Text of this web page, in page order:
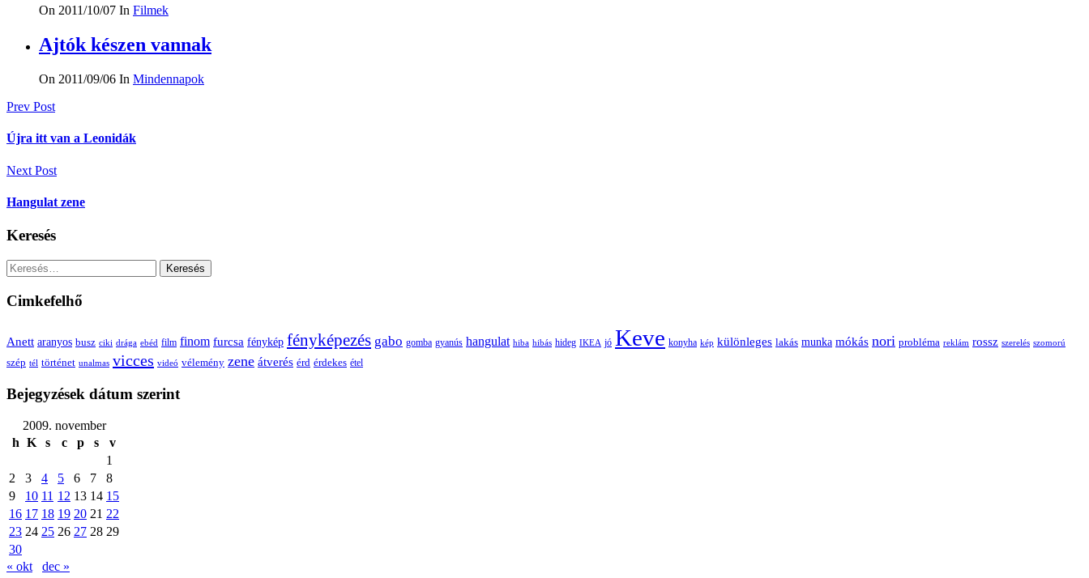
On 2011/10/07 In Filmek
Ajtók készen vannak
On 2011/09/06 In Mindennapok
Bejegyzés
navigáció
Prev Post
Újra itt van a Leonidák
Next Post
Hangulat zene
Keresés
Keresés:
Cimkefelhő
Anett aranyos busz ciki drága ebéd film finom furcsa fénykép fényképezés gabo gomba gyanús hangulat hiba hibás hideg IKEA jó Keve konyha kép különleges lakás munka mókás nori probléma reklám rossz szerelés szomorú
szép tél történet unalmas vicces videó vélemény zene átverés érd érdekes étel
Bejegyzések dátum szerint
2009. november
h K s c p s
v
1
2
3 4 5 6 7
8
9
10 11 12 13 14 15
16 17 18 19 20 21 22
23 24 25 26 27 28 29
30
« okt
dec »